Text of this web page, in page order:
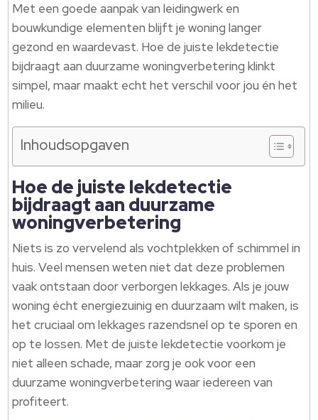
Met een goede aanpak van leidingwerk en
bouwkundige elementen blijft je woning langer
gezond en waardevast. Hoe de juiste lekdetectie
bijdraagt aan duurzame woningverbetering klinkt
simpel, maar maakt echt het verschil voor jou én het
milieu.
Inhoudsopgaven
Hoe de juiste lekdetectie
bijdraagt aan duurzame
woningverbetering
Niets is zo vervelend als vochtplekken of schimmel in
huis. Veel mensen weten niet dat deze problemen
vaak ontstaan door verborgen lekkages. Als je jouw
woning écht energiezuinig en duurzaam wilt maken, is
het cruciaal om lekkages razendsnel op te sporen en
op te lossen. Met de juiste lekdetectie voorkom je
niet alleen schade, maar zorg je ook voor een
duurzame woningverbetering waar iedereen van
profiteert.